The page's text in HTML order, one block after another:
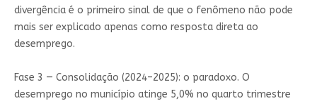
divergência é o primeiro sinal de que o fenômeno não pode
mais ser explicado apenas como resposta direta ao
desemprego.
Fase 3 — Consolidação (2024–2025): o paradoxo. O
desemprego no município atinge 5,0% no quarto trimestre